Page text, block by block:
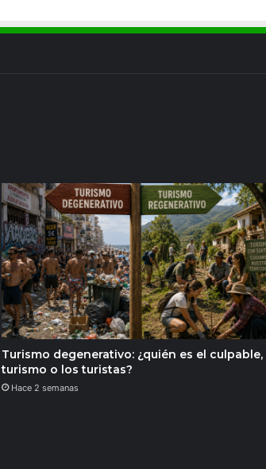
Turismo degenerativo: ¿quién es el culpable,
turismo o los turistas?
Hace 2 semanas